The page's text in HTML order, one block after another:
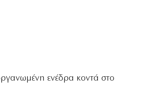
ενέδρα κοντά στο